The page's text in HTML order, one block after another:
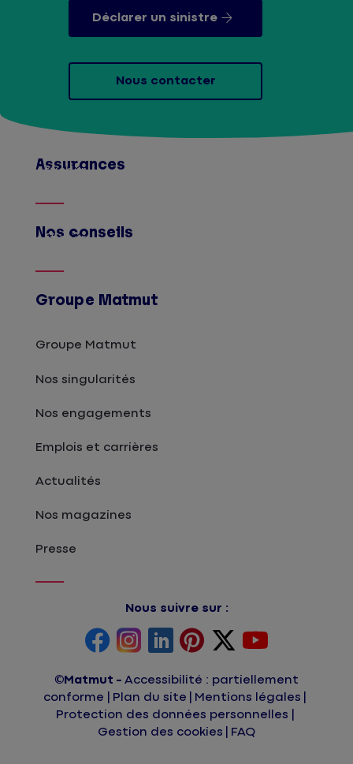
Déclarer un sinistre
Nous contacter
Assurances
Afficher
Nos conseils
Afficher
Groupe Matmut
Groupe Matmut
Nos singularités
Nos engagements
Emplois et carrières
Actualités
Nos magazines
Presse
Nous suivre sur :
©Matmut
Accessibilité : partiellement
conforme
Plan du site
Mentions légales
Protection des données personnelles
Gestion des cookies
FAQ